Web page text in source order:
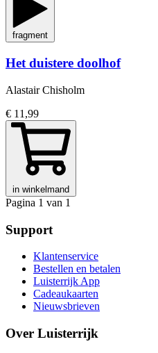
fragment
Het duistere doolhof
Alastair Chisholm
€ 11,99
in winkelmand
Pagina 1 van 1
Support
Klantenservice
Bestellen en betalen
Luisterrijk App
Cadeaukaarten
Nieuwsbrieven
Over Luisterrijk